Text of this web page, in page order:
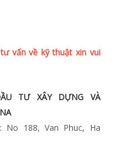
vấn về kỹ thuật xin vui
TƯ XÂY DỰNG VÀ
No 188, Van Phuc, Ha